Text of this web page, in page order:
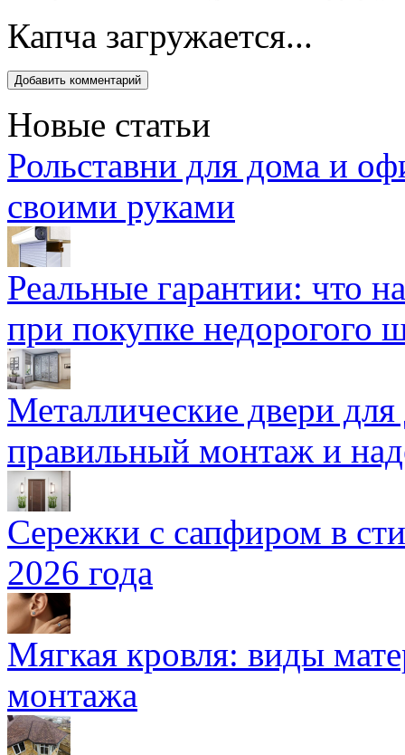
Капча загружается...
Новые статьи
Рольставни для дома и
своими руками
Реальные гарантии: что
при покупке недорогого
Металлические двери
правильный монтаж и
Сережки с сапфиром в
2026 года
Мягкая кровля: виды
монтажа